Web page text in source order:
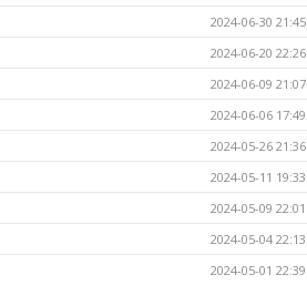
2024-06-30 21:45
2024-06-20 22:26
2024-06-09 21:07
2024-06-06 17:49
2024-05-26 21:36
2024-05-11 19:33
2024-05-09 22:01
2024-05-04 22:13
2024-05-01 22:39